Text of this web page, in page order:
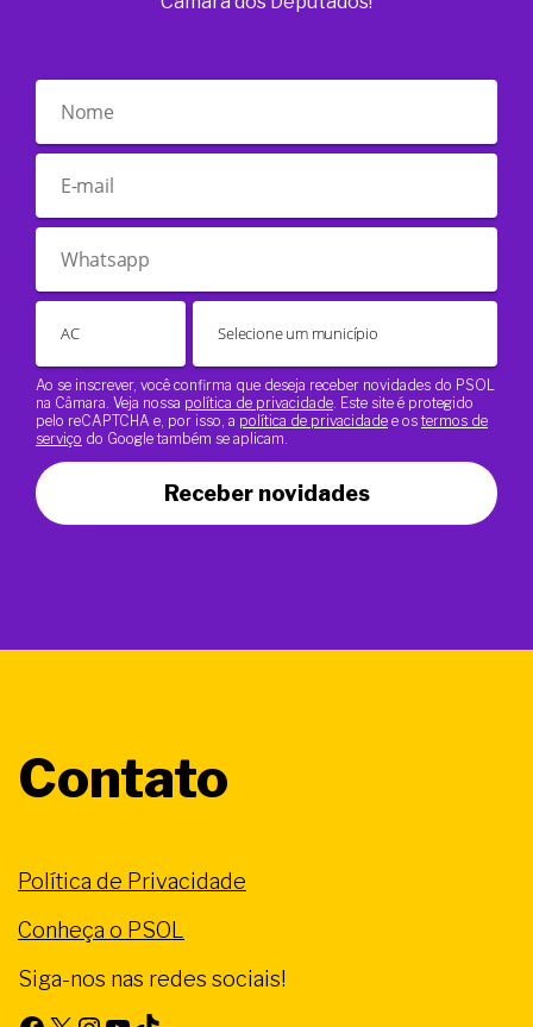
Ao se inscrever, você confirma que deseja receber novidades do PSOL
na Câmara. Veja nossa política de privacidade . Este site é protegido
pelo reCAPTCHA e, por isso, a política de privacidade e os termos de
serviço do Google também se aplicam.
Receber novidades
Contato
Política de Privacidade
Conheça o PSOL
Siga-nos nas redes sociais!